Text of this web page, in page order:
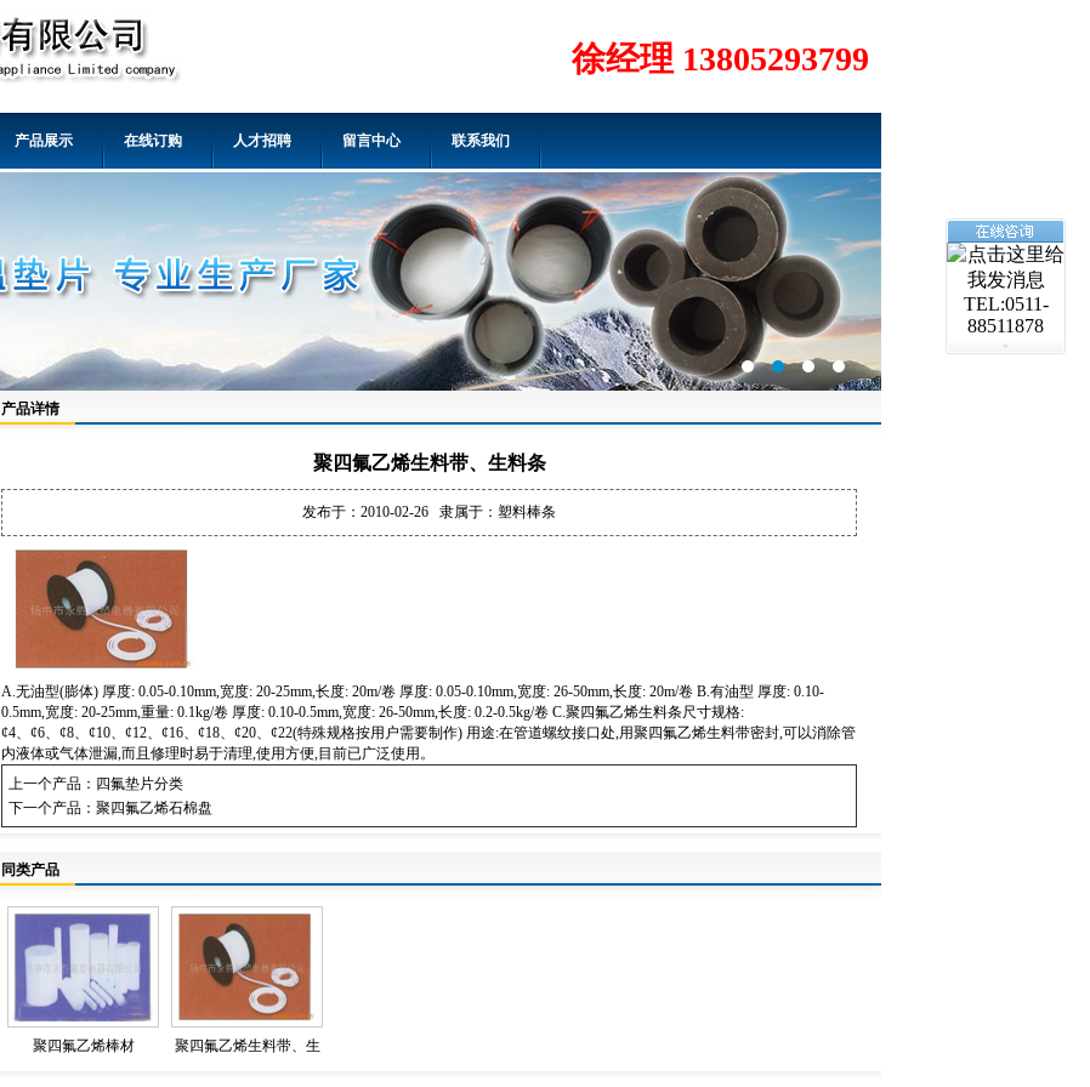
徐经理 13805293799
产品展示 在线订购 人才招聘 留言中心 联系我们
产品详情
聚四氟乙烯生料带、生料条
发布于：2010-02-26 隶属于：塑料棒条
A.无油型(膨体) 厚度: 0.05-0.10mm,宽度: 20-25mm,长度: 20m/卷 厚度: 0.05-0.10mm,宽度: 26-50mm,长度: 20m/卷 B.有油型 厚度: 0.10-
0.5mm,宽度: 20-25mm,重量: 0.1kg/卷 厚度: 0.10-0.5mm,宽度: 26-50mm,长度: 0.2-0.5kg/卷 C.聚四氟乙烯生料条尺寸规格:
¢4、¢6、¢8、¢10、¢12、¢16、¢18、¢20、¢22(特殊规格按用户需要制作) 用途:在管道螺纹接口处,用聚四氟乙烯生料带密封,可以消除管
内液体或气体泄漏,而且修理时易于清理,使用方便,目前已广泛使用。
上一个产品： 四氟垫片分类
下一个产品： 聚四氟乙烯石棉盘
同类产品
聚四氟乙烯棒材 聚四氟乙烯生料带、生
TEL:0511-
88511878